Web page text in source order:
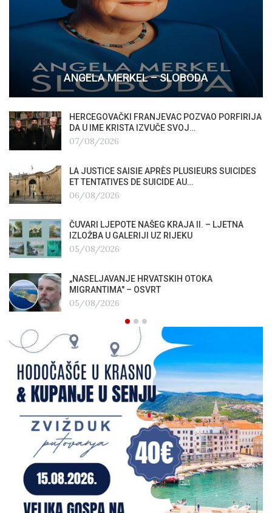
ANGELA MERKEL – SLOBODA
HERCEGOVAČKI FRANJEVAC POZVAO PORFIRIJA
DA U IME KRISTA IZVUČE SVOJ…
07/08/2026
LA JUSTICE SAISIE APRÈS PLUSIEURS SUICIDES
ET TENTATIVES DE SUICIDE AU…
06/08/2026
ČUVARI LJEPOTE NAŠEG KRAJA II. – LJETNA
IZLOŽBA U GALERIJI UZ RIJEKU
05/08/2026
„NASELJAVANJE HRVATSKIH OTOKA
MIGRANTIMA″ – OSVRT
05/08/2026